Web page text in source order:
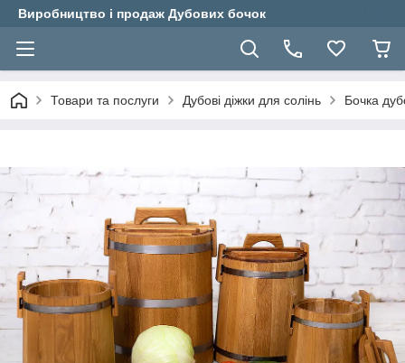
Виробництво і продаж Дубових бочок
Товари та послуги Дубові діжки для солінь Бочка